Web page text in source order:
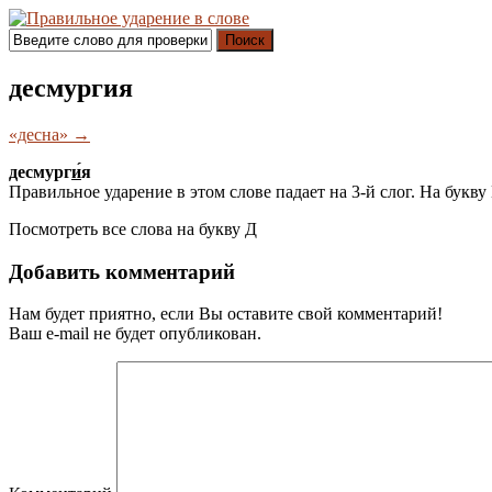
Поиск
десмургия
«десна» →
десмурги́я
Правильное ударение в этом слове падает на 3-й слог. На букву
Посмотреть все слова на букву Д
Добавить комментарий
Нам будет приятно, если Вы оставите свой комментарий!
Ваш e-mail не будет опубликован.